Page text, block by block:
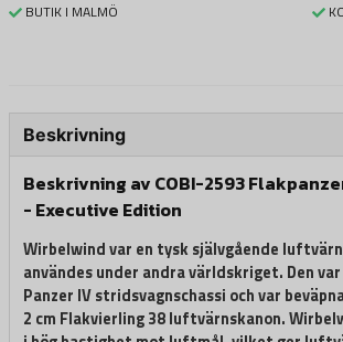
BUTIK I MALMÖ
Beskrivning
Beskrivning av COBI-2593
- Executive Edition
Wirbelwind var en tysk självgående
användes under andra världskriget. Den
Panzer IV stridsvagnschassi och var
2 cm Flakvierling 38 luftvärnskanon.